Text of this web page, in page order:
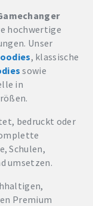
hochwertige
Unser
, klassische
sowie
in
bedruckt oder
Schulen,
umsetzen.
Premium